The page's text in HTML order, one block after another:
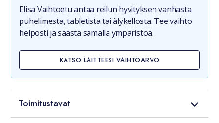
Elisa Vaihtoetu antaa reilun hyvityksen vanhasta
puhelimesta, tabletista tai älykellosta. Tee vaihto
helposti ja säästä samalla ympäristöä.
KATSO LAITTEESI VAIHTOARVO
Toimitustavat